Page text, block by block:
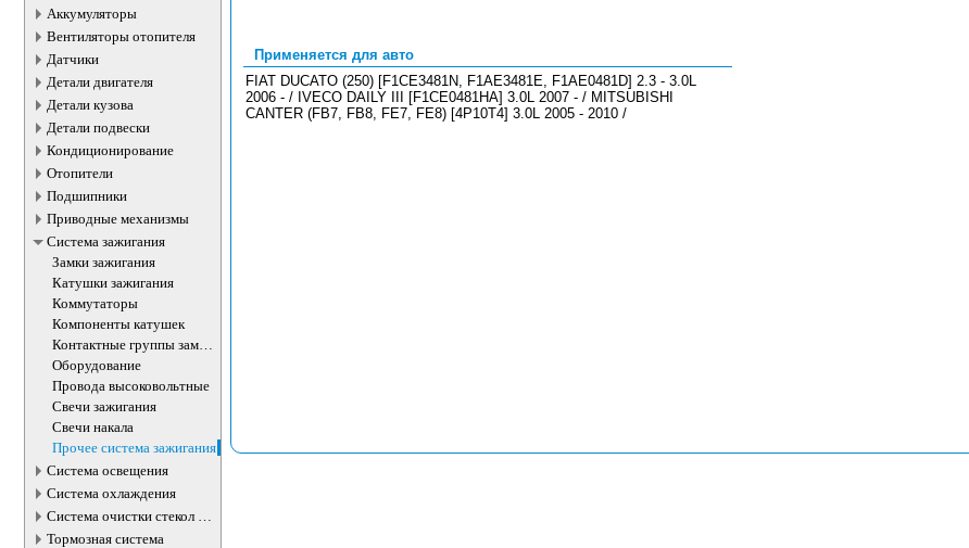
Аккумуляторы
Вентиляторы отопителя
Датчики
Детали двигателя
Детали кузова
Детали подвески
Кондиционирование
Отопители
Подшипники
Приводные механизмы
Система зажигания
Замки зажигания
Катушки зажигания
Коммутаторы
Компоненты катушек
Контактные группы замка
зажигания
Оборудование
Провода высоковольтные
Свечи зажигания
Свечи накала
Прочее система зажигания
Система освещения
Система охлаждения
Система очистки стекол и
фар
Тормозная система
Применяется для авто
FIAT DUCATO (250) [F1CE3481N, F1AE3481E, F1AE0481D] 2.3 - 3.0L
2006 - / IVECO DAILY III [F1CE0481HA] 3.0L 2007 - / MITSUBISHI
CANTER (FB7, FB8, FE7, FE8) [4P10T4] 3.0L 2005 - 2010 /